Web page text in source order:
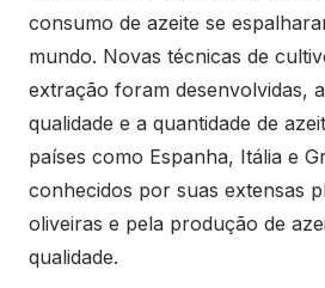
consumo de azeite se
mundo. Novas técnicas de
extração foram desenvolvidas,
qualidade e a quantidade de
países como Espanha, Itália e
conhecidos por suas extensas
oliveiras e pela produção de
qualidade.